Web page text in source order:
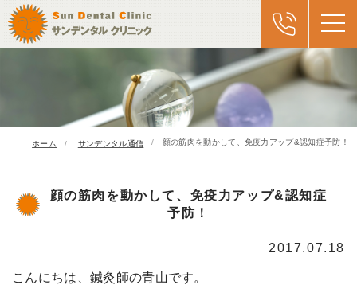
ホーム サンデンタル通信 顔の筋肉を動かして、免疫力アップ&認知症予防！
顔の筋肉を動かして、免疫力アップ&認知症
予防！
2017.07.18
こんにちは、鍼灸師の青山です。